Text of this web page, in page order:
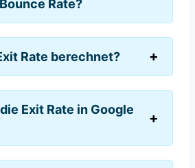
Rate?
Rate berechnet?
Exit Rate in Google